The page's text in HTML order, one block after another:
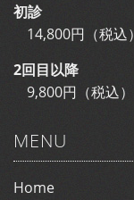
初診
14,800円（税込）
2回目以降
9,800円（税込）
MENU
Home